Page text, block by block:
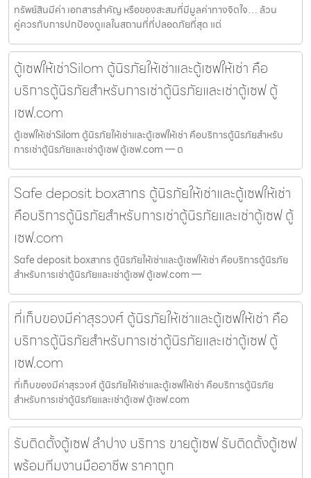
ทรัพย์สินมีค่า เอกสารสำคัญ หรือของสะสมที่มีมูลค่าทางจิตใจ… ล้วน
คู่ควรกับการปกป้องดูแลในสถานที่ที่ปลอดภัยที่สุด แต่
ตู้เซฟให้เช่าSilom ตู้นิรภัยให้เช่าและตู้เซฟให้เช่า คือ
บริการตู้นิรภัยสำหรับการเช่าตู้นิรภัยและเช่าตู้เซฟ ตู้
เซฟ.com
ตู้เซฟให้เช่าSilom ตู้นิรภัยให้เช่าและตู้เซฟให้เช่า คือบริการตู้นิรภัยสำหรับ
การเช่าตู้นิรภัยและเช่าตู้เซฟ ตู้เซฟ.com — ต
Safe deposit boxสาทร ตู้นิรภัยให้เช่าและตู้เซฟให้เช่า
คือบริการตู้นิรภัยสำหรับการเช่าตู้นิรภัยและเช่าตู้เซฟ ตู้
เซฟ.com
Safe deposit boxสาทร ตู้นิรภัยให้เช่าและตู้เซฟให้เช่า คือบริการตู้นิรภัย
สำหรับการเช่าตู้นิรภัยและเช่าตู้เซฟ ตู้เซฟ.com —
ที่เก็บของมีค่าสุรวงศ์ ตู้นิรภัยให้เช่าและตู้เซฟให้เช่า คือ
บริการตู้นิรภัยสำหรับการเช่าตู้นิรภัยและเช่าตู้เซฟ ตู้
เซฟ.com
ที่เก็บของมีค่าสุรวงศ์ ตู้นิรภัยให้เช่าและตู้เซฟให้เช่า คือบริการตู้นิรภัย
สำหรับการเช่าตู้นิรภัยและเช่าตู้เซฟ ตู้เซฟ.com
รับติดตั้งตู้เซฟ ลำปาง บริการ ขายตู้เซฟ รับติดตั้งตู้เซฟ
พร้อมทีมงานมืออาชีพ ราคาถูก